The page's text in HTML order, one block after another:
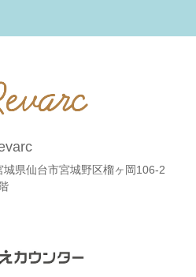
城県仙台市宮城野区榴ヶ岡106-2